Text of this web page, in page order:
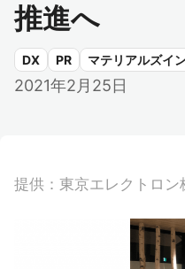
推進へ
DX PR マテリアルズイ
2021年2月25日
提供：東京エレクトロン